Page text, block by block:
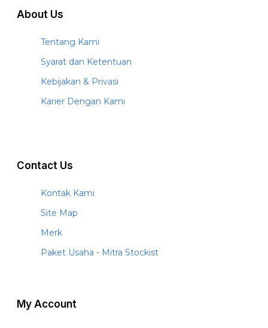
About Us
Tentang Kami
Syarat dan Ketentuan
Kebijakan & Privasi
Karier Dengan Kami
Contact Us
Kontak Kami
Site Map
Merk
Paket Usaha - Mitra Stockist
My Account